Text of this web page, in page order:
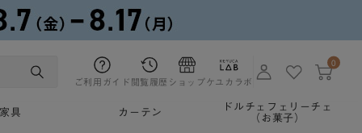
ご利用ガイド 閲覧履歴 ショップケユカラボ
0
家具 カーテン
ドルチェフェリーチェ
（お菓子）